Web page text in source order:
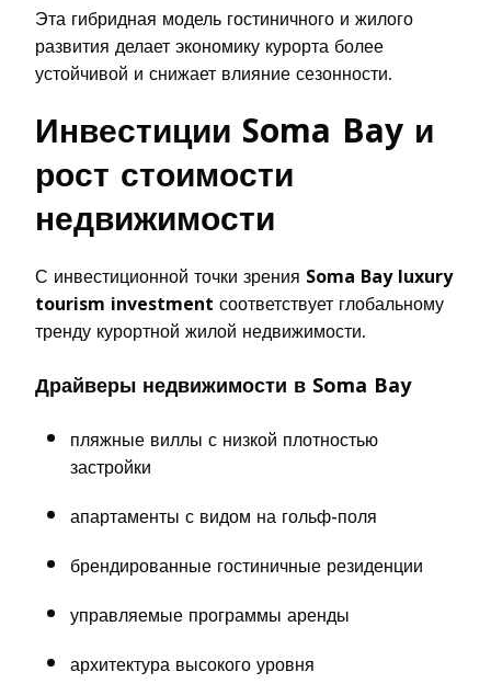
Эта гибридная модель гостиничного и жилого
развития делает экономику курорта более
устойчивой и снижает влияние сезонности.
Инвестиции Soma Bay и
рост стоимости
недвижимости
С инвестиционной точки зрения Soma Bay luxury
tourism investmentсоответствует глобальному
тренду курортной жилой недвижимости.
Драйверы недвижимости в Soma Bay
пляжные виллы с низкой плотностью
застройки
апартаменты с видом на гольф-поля
брендированные гостиничные резиденции
управляемые программы аренды
архитектура высокого уровня